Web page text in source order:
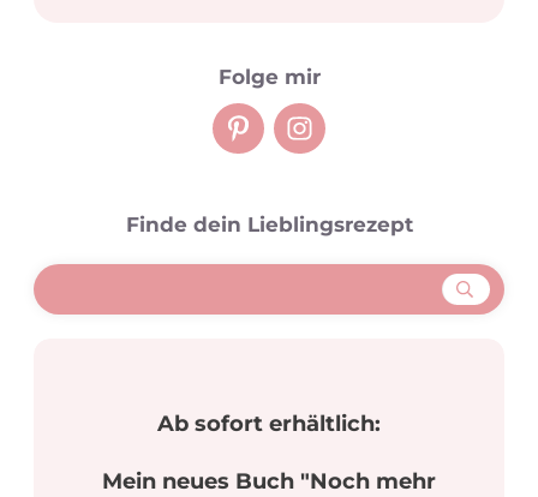
Folge mir
Finde dein Lieblingsrezept
Ab sofort erhältlich:
Mein neues Buch "Noch mehr